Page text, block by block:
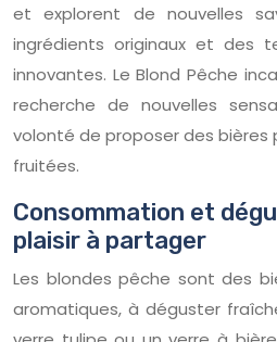
et explorent de nouvelles
ingrédients originaux et des
innovantes. Le Blond Pêche
recherche de nouvelles
volonté de proposer des bières
fruitées.
Consommation et
plaisir à partager
Les blondes pêche sont des
aromatiques, à déguster